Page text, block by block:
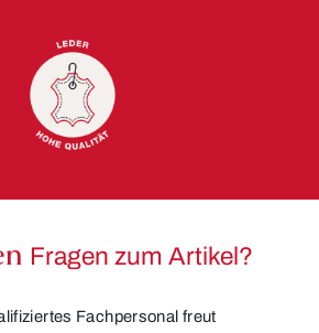
Fragen zum Artikel?
Fachpersonal freut